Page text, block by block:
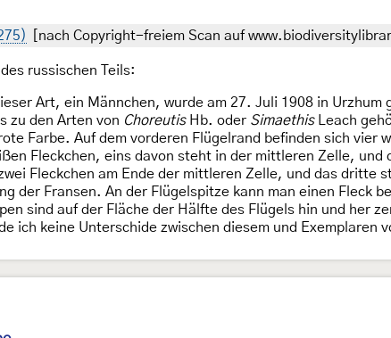
[nach Copyright-freiem Scan auf
russischen Teils:
Art, ein Männchen, wurde am 27. Juli 1908 in
zu den Arten von ChoreutisHb. oder SimaethisLeach
Farbe. Auf dem vorderen Flügelrand befinden sich vier
Fleckchen, eins davon steht in der mittleren Zelle,
Fleckchen am Ende der mittleren Zelle, und das
der Fransen. An der Flügelspitze kann man einen Fleck
sind auf der Fläche der Hälfte des Flügels hin und her
ich keine Unterschide zwischen diesem und Exemplaren